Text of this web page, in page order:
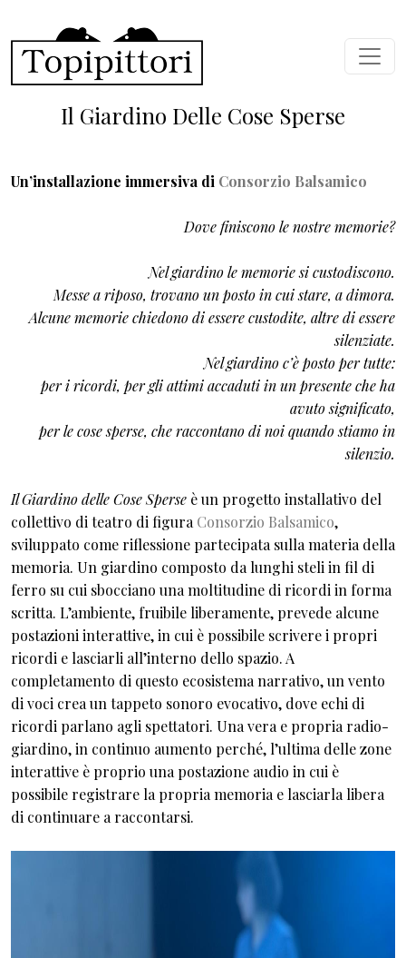
Il Giardino Delle Cose Sperse
Un’installazione immersiva di Consorzio Balsamico
Dove finiscono le nostre memorie?
Nel giardino le memorie si custodiscono.
Messe a riposo, trovano un posto in cui stare, a dimora.
Alcune memorie chiedono di essere custodite, altre di essere
silenziate.
Nel giardino c’è posto per tutte:
per i ricordi, per gli attimi accaduti in un presente che ha
avuto significato,
per le cose sperse, che raccontano di noi quando stiamo in
silenzio.
Il Giardino delle Cose Sperse è un progetto installativo del
collettivo di teatro di figura Consorzio Balsamico,
sviluppato come riflessione partecipata sulla materia della
memoria. Un giardino composto da lunghi steli in fil di
ferro su cui sbocciano una moltitudine di ricordi in forma
scritta. L’ambiente, fruibile liberamente, prevede alcune
postazioni interattive, in cui è possibile scrivere i propri
ricordi e lasciarli all’interno dello spazio. A
completamento di questo ecosistema narrativo, un vento
di voci crea un tappeto sonoro evocativo, dove echi di
ricordi parlano agli spettatori. Una vera e propria radio-
giardino, in continuo aumento perché, l’ultima delle zone
interattive è proprio una postazione audio in cui è
possibile registrare la propria memoria e lasciarla libera
di continuare a raccontarsi.